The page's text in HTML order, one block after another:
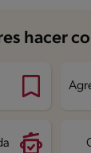
33.5 g
kcal
3.8 g
hacer